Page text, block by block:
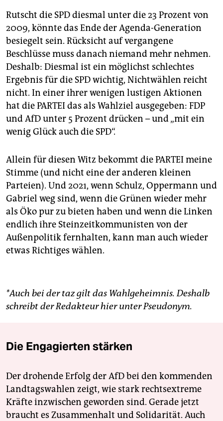
Rutscht die SPD diesmal unter die 23 Prozent von
2009, könnte das Ende der Agenda-Generation
besiegelt sein. Rücksicht auf vergangene
Beschlüsse muss danach niemand mehr nehmen.
Deshalb: Diesmal ist ein möglichst schlechtes
Ergebnis für die SPD wichtig, Nichtwählen reicht
nicht. In einer ihrer wenigen lustigen Aktionen
hat die PARTEI das als Wahlziel ausgegeben: FDP
und AfD unter 5 Prozent drücken – und „mit ein
wenig Glück auch die SPD“.
Allein für diesen Witz bekommt die PARTEI meine
Stimme (und nicht eine der anderen kleinen
Parteien). Und 2021, wenn Schulz, Oppermann und
Gabriel weg sind, wenn die Grünen wieder mehr
als Öko pur zu bieten haben und wenn die Linken
endlich ihre Steinzeitkommunisten von der
Außenpolitik fernhalten, kann man auch wieder
etwas Richtiges wählen.
*Auch bei der taz gilt das Wahlgeheimnis. Deshalb
schreibt der Redakteur hier unter Pseudonym.
Die Engagierten stärken
Der drohende Erfolg der AfD bei den kommenden
Landtagswahlen zeigt, wie stark rechtsextreme
Kräfte inzwischen geworden sind. Gerade jetzt
braucht es Zusammenhalt und Solidarität. Auch